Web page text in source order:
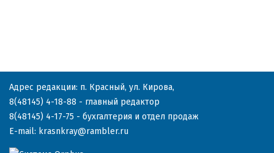
Адрес редакции: п. Красный, ул. Кирова,
8(48145) 4-18-88 - главный редактор
8(48145) 4-17-75 - бухгалтерия и отдел продаж
E-mail: krasnkray@rambler.ru